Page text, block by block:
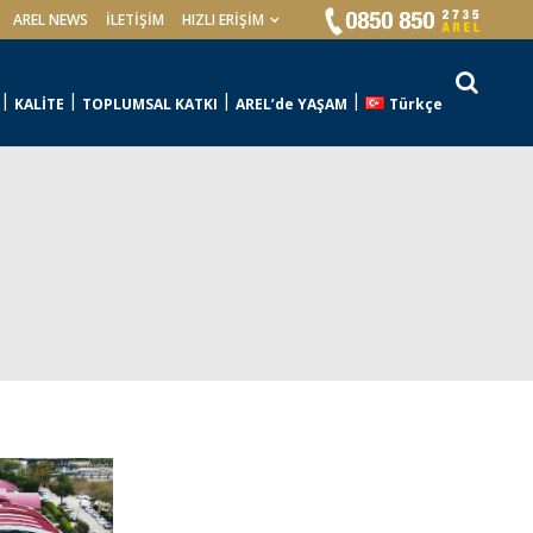
AREL NEWS İLETIŞIM HIZLI ERİŞİM
KALİTE TOPLUMSAL KATKI AREL’de YAŞAM Türkçe